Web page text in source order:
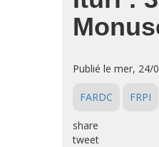
Publié le mer, 24/
FARDC FRPI
share
tweet